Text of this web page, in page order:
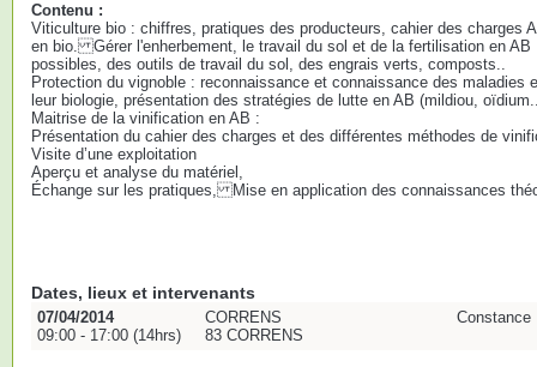
Contenu :
Viticulture bio : chiffres, pratiques des producteurs, cahier des charges
en bio. Gérer l'enherbement, le travail du sol et de la fertilisation en AB
possibles, des outils de travail du sol, des engrais verts, composts..
Protection du vignoble : reconnaissance et connaissance des maladies
leur biologie, présentation des stratégies de lutte en AB (mildiou,
Maitrise de la vinification en AB :
Présentation du cahier des charges et des différentes méthodes de
Visite d’une exploitation
Aperçu et analyse du matériel,
Échange sur les pratiques, Mise en application des connaissances
Dates, lieux et intervenants
07/04/2014
09:00 - 17:00 (14hrs)
CORRENS
83 CORRENS
Constance